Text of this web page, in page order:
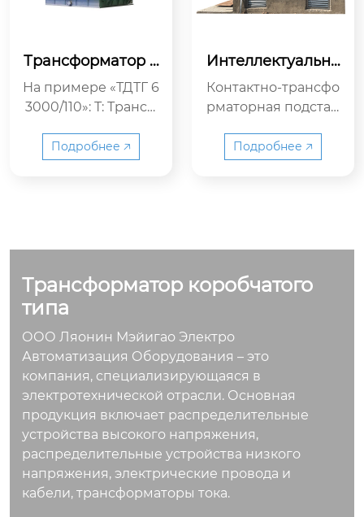
Трансформатор Т
ДТН 63000 кВА 11
0/38,5/11 кВ
На примере «ТДТГ 6
3000/110»: Т: Трансф
матор) Д: Двухтрубч
атый (двухобмоточн
Подробнее 🡥
Интеллектуальна
я комплектная тр
ансформаторная
подстанция (КТП)
Контактно-трансфо
рматорная подстан
ляет собой предвар
ительно смонтиров
Подробнее 🡥
Трансформатор коробчатого
типа
ООО Ляонин Мэйигао Электро
Автоматизация Оборудования – это
компания, специализирующаяся в
электротехнической отрасли. Основная
продукция включает распределительные
устройства высокого напряжения,
распределительные устройства низкого
напряжения, электрические провода и
кабели, трансформаторы тока.